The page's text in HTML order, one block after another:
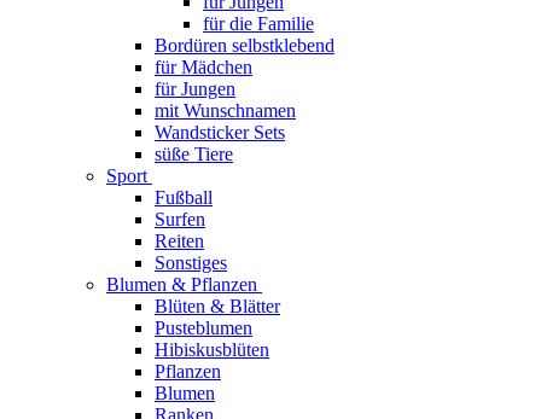
für die Familie
Bordüren selbstklebend
für Mädchen
für Jungen
mit Wunschnamen
Wandsticker Sets
süße Tiere
Sport
Fußball
Surfen
Reiten
Sonstiges
Blumen & Pflanzen
Blüten & Blätter
Pusteblumen
Hibiskusblüten
Pflanzen
Blumen
Ranken